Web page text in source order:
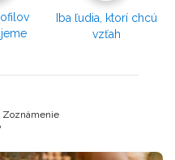
Iba ľudia, ktorí chcú
vzťah
Zoznámenie